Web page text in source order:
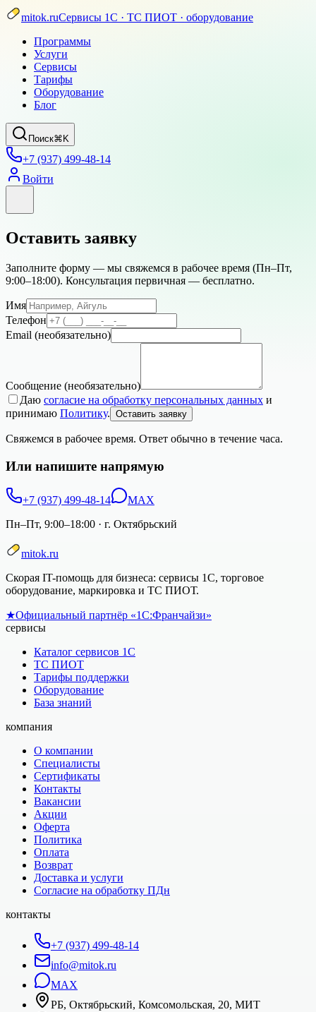
mitok.ruСервисы 1С · ТС ПИОТ · оборудование
Программы
Услуги
Сервисы
Тарифы
Оборудование
Блог
Поиск⌘K
+7 (937) 499-48-14
Войти
Оставить заявку
Заполните форму — мы свяжемся в рабочее время (Пн–Пт,
9:00–18:00). Консультация первичная — бесплатно.
Имя
Телефон
Email (необязательно)
Сообщение (необязательно)
Даю согласие на обработку персональных данных и
принимаю Политику. Оставить заявку
Свяжемся в рабочее время. Ответ обычно в течение часа.
Или напишите напрямую
+7 (937) 499-48-14
MAX
Пн–Пт, 9:00–18:00 · г. Октябрьский
mitok.ru
Скорая IT-помощь для бизнеса: сервисы 1С, торговое
оборудование, маркировка и ТС ПИОТ.
★Официальный партнёр «1С:Франчайзи»
сервисы
Каталог сервисов 1С
ТС ПИОТ
Тарифы поддержки
Оборудование
База знаний
компания
О компании
Специалисты
Сертификаты
Контакты
Вакансии
Акции
Оферта
Политика
Оплата
Возврат
Доставка и услуги
Согласие на обработку ПДн
контакты
+7 (937) 499-48-14
info@mitok.ru
MAX
РБ, Октябрьский, Комсомольская, 20, МИТ